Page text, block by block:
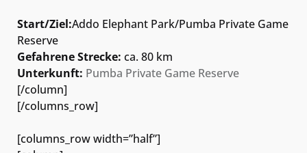
Start/Ziel:Addo Elephant Park/Pumba Private Game
Reserve
Gefahrene Strecke: ca. 80 km
Unterkunft: Pumba Private Game Reserve
[/column]
[/columns_row]
[columns_row width=”half”]